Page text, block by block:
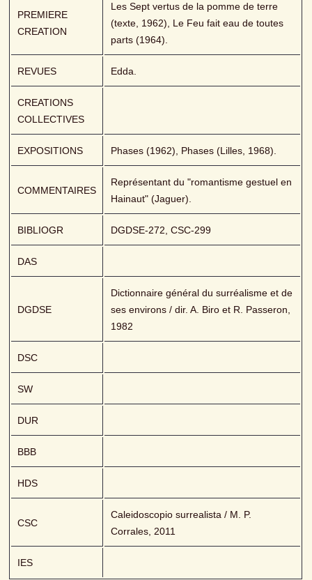
PREMIERE
CREATION
Les Sept vertus de la pomme de terre
(texte, 1962), Le Feu fait eau de toutes
parts (1964).
REVUES Edda.
CREATIONS
COLLECTIVES
EXPOSITIONS Phases (1962), Phases (Lilles, 1968).
COMMENTAIRES
Représentant du "romantisme gestuel en
Hainaut" (Jaguer).
BIBLIOGR DGDSE-272, CSC-299
DAS
DGDSE
Dictionnaire général du surréalisme et de
ses environs / dir. A. Biro et R. Passeron,
1982
DSC
SW
DUR
BBB
HDS
CSC
Caleidoscopio surrealista / M. P.
Corrales, 2011
IES